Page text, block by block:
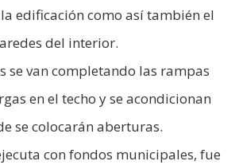
edificación como así también el
del interior.
se van completando las rampas
en el techo y se acondicionan
se colocarán aberturas.
con fondos municipales, fue